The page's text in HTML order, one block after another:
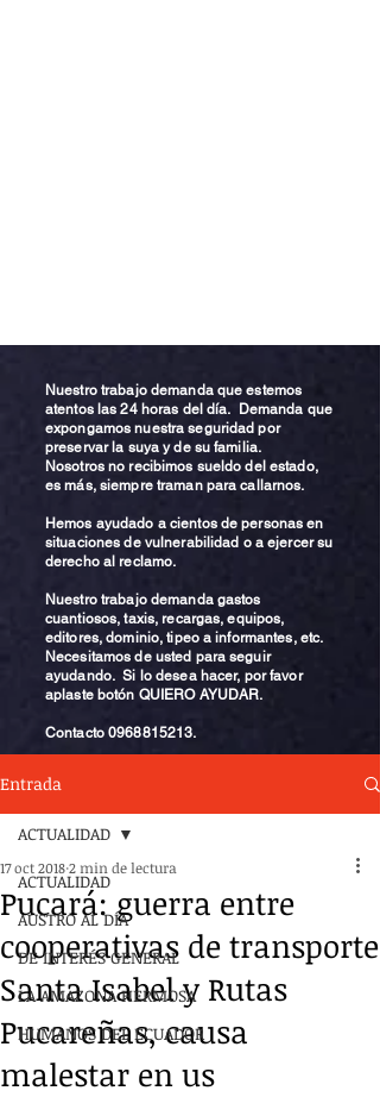
Nuestro trabajo demanda que estemos
atentos las 24 horas del día. Demanda que
expongamos nuestra seguridad por
preservar la suya y de su familia.
Nosotros no recibimos sueldo del estado,
es más, siempre traman para callarnos.
Hemos ayudado a cientos de personas en
situaciones de vulnerabilidad o a ejercer su
derecho al reclamo.
Nuestro trabajo demanda gastos
cuantiosos, taxis, recargas, equipos,
editores, dominio, tipeo a informantes, etc.
Necesitamos de usted para seguir
ayudando. Si lo desea hacer, por favor
aplaste botón QUIERO AYUDAR.
Contacto0968815213.
Entrada
ACTUALIDAD
AUSTRO AL DÍA
DE INTERÉS GENERAL
LA AMAZONA HERMOSA
HUMANOS DEL ECUADOR
ACTUALIDAD
Pucará: guerra entre
cooperativas de transporte
Santa Isabel y Rutas
Pucareñas, causa
malestar en us
17 oct 20182 min de lectura